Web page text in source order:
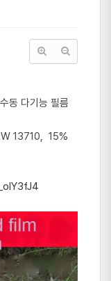
동 다기능 필름
13710, 15%